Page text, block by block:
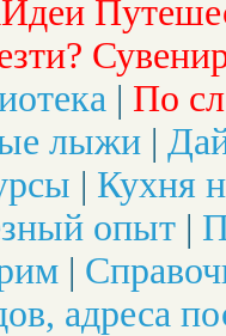
| По
лыжи |
| Кухня
опыт |
|
адреса